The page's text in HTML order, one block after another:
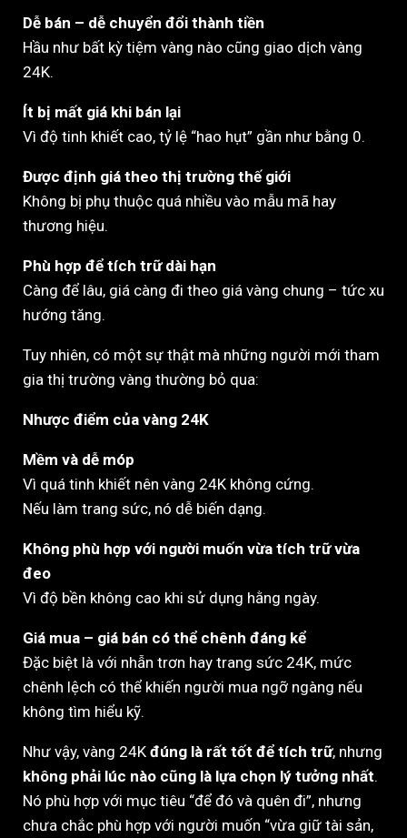
Dễ bán – dễ chuyển đổi thành tiền
Hầu như bất kỳ tiệm vàng nào cũng giao dịch vàng
24K.
Ít bị mất giá khi bán lại
Vì độ tinh khiết cao, tỷ lệ “hao hụt” gần như bằng 0.
Được định giá theo thị trường thế giới
Không bị phụ thuộc quá nhiều vào mẫu mã hay
thương hiệu.
Phù hợp để tích trữ dài hạn
Càng để lâu, giá càng đi theo giá vàng chung – tức xu
hướng tăng.
Tuy nhiên, có một sự thật mà những người mới tham
gia thị trường vàng thường bỏ qua:
Nhược điểm của vàng 24K
Mềm và dễ móp
Vì quá tinh khiết nên vàng 24K không cứng.
Nếu làm trang sức, nó dễ biến dạng.
Không phù hợp với người muốn vừa tích trữ vừa
đeo
Vì độ bền không cao khi sử dụng hằng ngày.
Giá mua – giá bán có thể chênh đáng kể
Đặc biệt là với nhẫn trơn hay trang sức 24K, mức
chênh lệch có thể khiến người mua ngỡ ngàng nếu
không tìm hiểu kỹ.
Như vậy, vàng 24K đúng là rất tốt để tích trữ, nhưng
không phải lúc nào cũng là lựa chọn lý tưởng nhất.
Nó phù hợp với mục tiêu “để đó và quên đi”, nhưng
chưa chắc phù hợp với người muốn “vừa giữ tài sản,